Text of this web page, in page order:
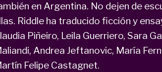
en Argentina. No dejen de
Riddle ha traducido ficción y
Piñeiro, Leila Guerriero, Sara
Andrea Jeftanovic, María
Felipe Castagnet.